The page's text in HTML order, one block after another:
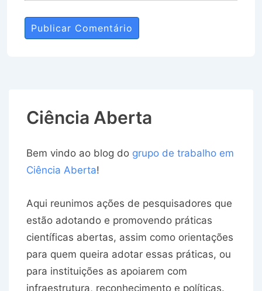
Ciência Aberta
Bem vindo ao blog do grupo de trabalho em
Ciência Aberta!
Aqui reunimos ações de pesquisadores que
estão adotando e promovendo práticas
científicas abertas, assim como orientações
para quem queira adotar essas práticas, ou
para instituições as apoiarem com
infraestrutura, reconhecimento e políticas.